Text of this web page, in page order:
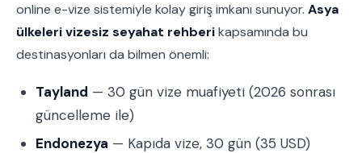
online e-vize sistemiyle kolay giriş imkanı sunuyor. Asya
ülkeleri vizesiz seyahat rehberikapsamında bu
destinasyonları da bilmen önemli:
Tayland — 30 gün vize muafiyeti (2026 sonrası
güncelleme ile)
Endonezya — Kapıda vize, 30 gün (35 USD)